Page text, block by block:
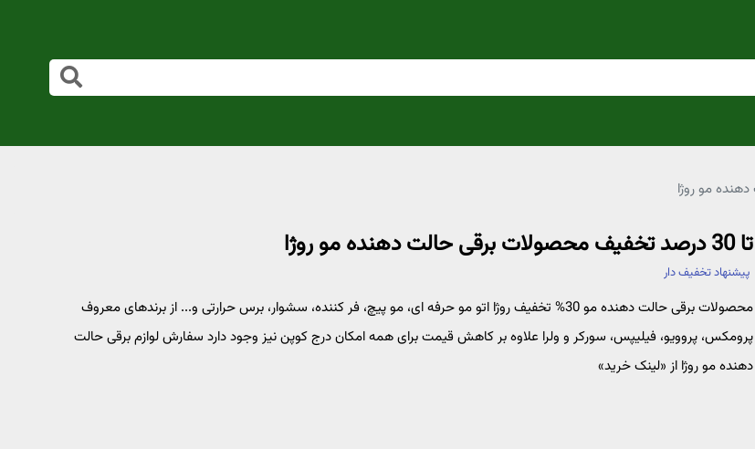
تا 30 درصد تخفیف محصولات برقی حالت دهنده مو روژا
پیشنهاد تخفیف دار
محصولات برقی حالت دهنده مو 30% تخفیف روژا اتو مو حرفه ای، مو پیچ، فر کننده، سشوار، برس حرارتی و... از برندهای معروف
پرومکس، پروویو، فیلیپس، سورکر و ولرا علاوه بر کاهش قیمت برای همه امکان درج کوپن نیز وجود دارد سفارش لوازم برقی حالت
دهنده مو روژا از «لینک خرید»